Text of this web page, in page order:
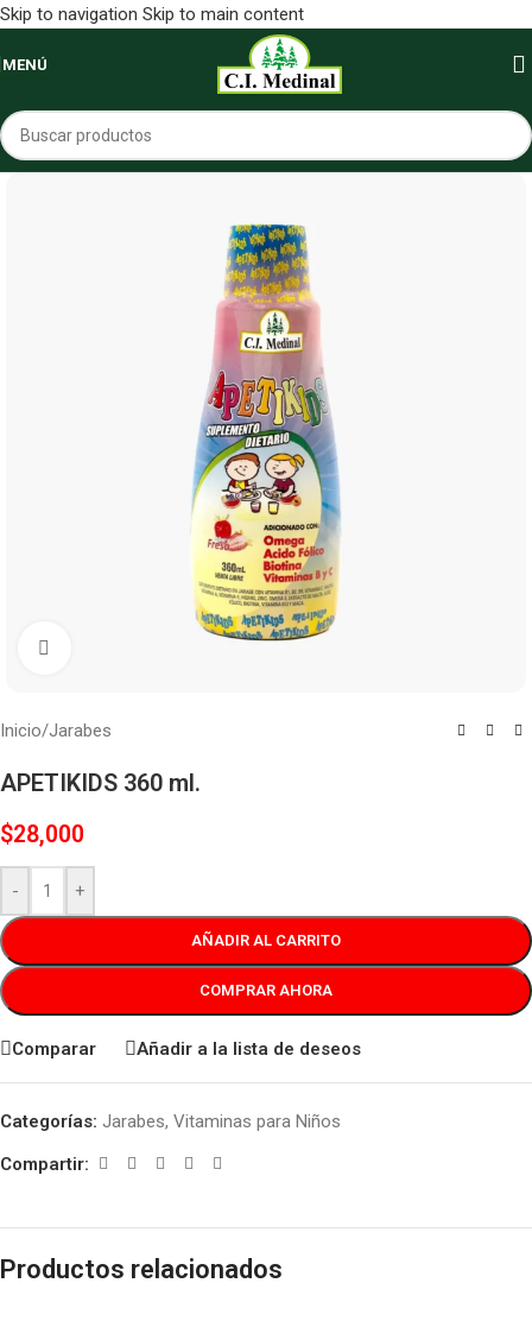
Skip to navigation Skip to main content
MENÚ
Inicio/Jarabes
APETIKIDS 360 ml.
$28,000
- +
AÑADIR AL CARRITO
COMPRAR AHORA
Comparar Añadir a la lista de deseos
Categorías: Jarabes, Vitaminas para Niños
Compartir:
Productos relacionados